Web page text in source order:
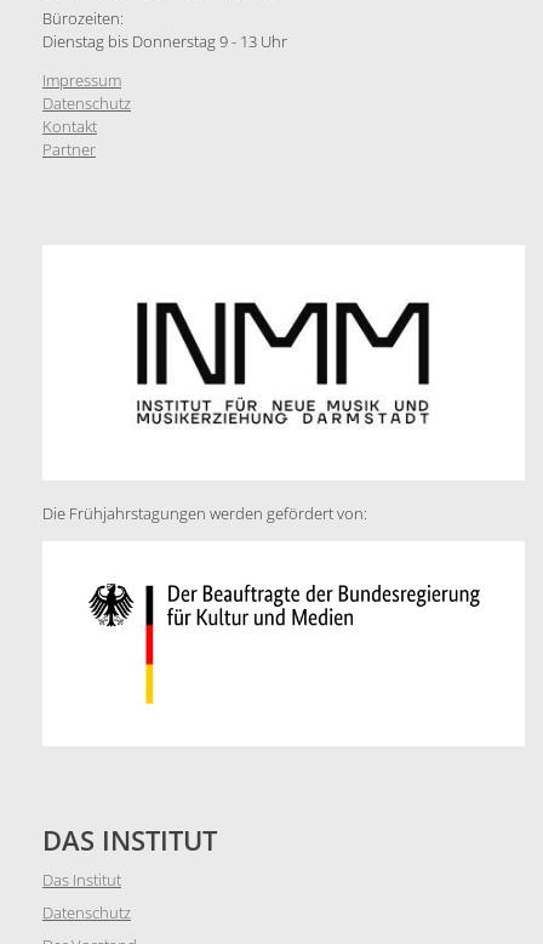
Bürozeiten:
Dienstag bis Donnerstag 9 - 13 Uhr
Impressum
Datenschutz
Kontakt
Partner
Die Frühjahrstagungen werden gefördert von:
DAS INSTITUT
Das Institut
Datenschutz